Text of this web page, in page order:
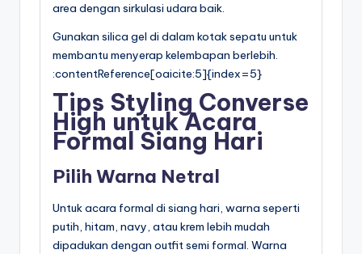
area dengan sirkulasi udara baik.
Gunakan silica gel di dalam kotak sepatu untuk
membantu menyerap kelembapan berlebih.
:contentReference[oaicite:5]{index=5}
Tips Styling Converse
High untuk Acara
Formal Siang Hari
Pilih Warna Netral
Untuk acara formal di siang hari, warna seperti
putih, hitam, navy, atau krem lebih mudah
dipadukan dengan outfit semi formal. Warna